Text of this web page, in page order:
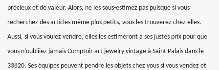
précieux et de valeur. Alors, ne les sous-estimez pas puisque si vous
recherchez des articles même plus petits, vous les trouverez chez elles.
Aussi, si vous voulez vendre, elles les estimeront à ses justes prix pour que
vous n’oubliiez jamais Comptoir art jewelry vintage à Saint Palais dans le
33820. Ses équipes peuvent pendre les objets chez vous si vous vendez et